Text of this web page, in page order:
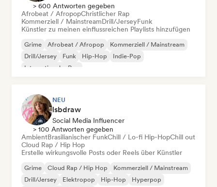
> 600 Antworten gegeben
Afrobeat / AfropopChristlicher Rap
Kommerziell / MainstreamDrill/JerseyFunk
Künstler zu meinen einflussreichen Playlists hinzufügen
Grime Afrobeat / Afropop
Kommerziell / Mainstream
Drill/Jersey
Funk Hip-Hop
Indie-Pop
Internationaler Pop
NEU
lsbdraw
Social Media Influencer
> 100 Antworten gegeben
AmbientBrasilianischer FunkChill / Lo-fi Hip-HopChill out
Cloud Rap / Hip Hop
Erstelle wirkungsvolle Posts oder Reels über Künstler
Grime Cloud Rap / Hip Hop
Kommerziell / Mainstream
Drill/Jersey
Elektropop Hip-Hop
Hyperpop